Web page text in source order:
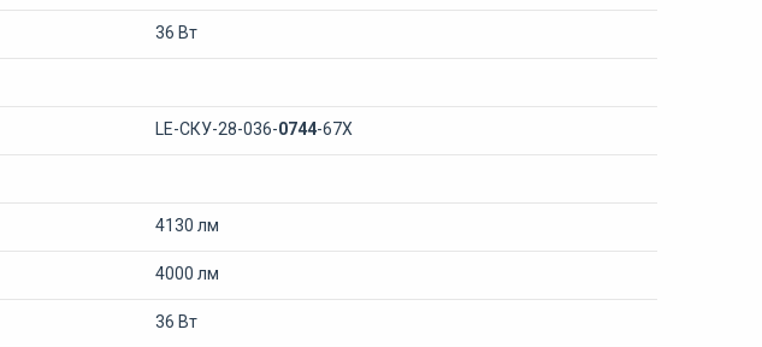
36 Вт
LE-СКУ-28-036-0744-67Х
4130 лм
4000 лм
36 Вт